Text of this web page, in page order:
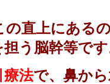
の直上にある
う脳幹等です
療法で、鼻か